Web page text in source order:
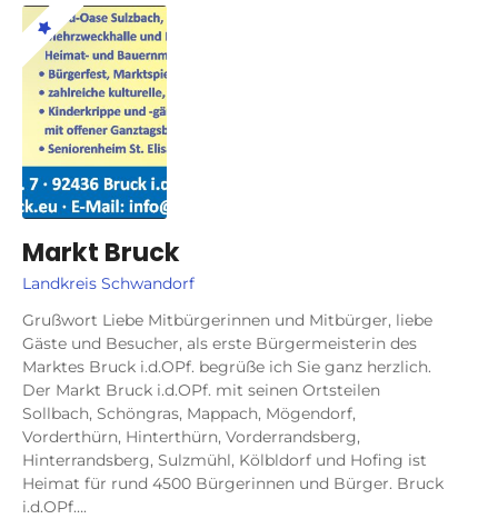
Markt Bruck
Landkreis Schwandorf
Grußwort Liebe Mitbürgerinnen und Mitbürger, liebe
Gäste und Besucher, als erste Bürgermeisterin des
Marktes Bruck i.d.OPf. begrüße ich Sie ganz herzlich.
Der Markt Bruck i.d.OPf. mit seinen Ortsteilen
Sollbach, Schöngras, Mappach, Mögendorf,
Vorderthürn, Hinterthürn, Vorderrandsberg,
Hinterrandsberg, Sulzmühl, Kölbldorf und Hofing ist
Heimat für rund 4500 Bürgerinnen und Bürger. Bruck
i.d.OPf….